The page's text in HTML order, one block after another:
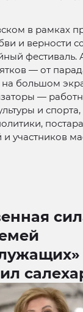
в рамках
и верности
фестиваль.
— от
большом
—
и спорта,
и участников